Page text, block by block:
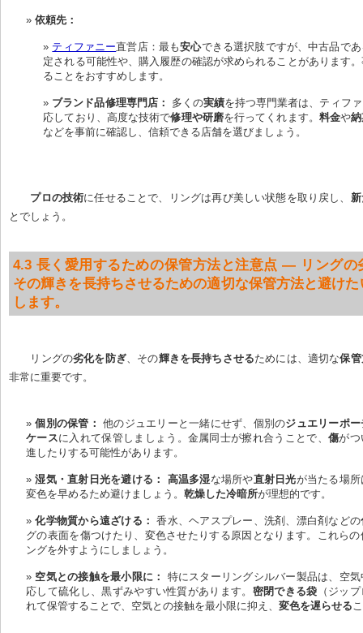
依頼先：
ティファニー直営店：最も安心できる選択肢ですが、中古品で
定される可能性や、購入履歴の確認が求められることがあります
ることをおすすめします。
ブランド品修理専門店： 多くの実績を持つ専門業者は、ティフ
応しており、高度な技術で修理や研磨を行ってくれます。 料金や
などを事前に確認し、信頼できる店舗を選びましょう。
プロの技術に任せることで、リングは再び美しい状態を取り戻し、
とでしょう。
4.3 長く愛用するための保管方法と注意点 — リングの
その輝きを長持ちさせるための適切な保管方法と避け
します。
リングの劣化を防ぎ、その輝きを長持ちさせるためには、適切な保
非常に重要です。
個別の保管： 他のジュエリーと一緒にせず、個別のジュエリーポー
ケースに入れて保管しましょう。金属同士が擦れ合うことで、 傷がつ
進したりする可能性があります。
湿気・直射日光を避ける： 高温多湿な場所や直射日光が当たる場
変色を早めるため避けましょう。乾燥した冷暗所が理想的です。
化学物質から遠ざける： 香水、ヘアスプレー、洗剤、漂白剤などの
グの表面を傷つけたり、変色させたりする原因となります。これら
ングを外すようにしましょう。
空気との接触を最小限に：
特にスターリングシルバー製品は、空
応して硫化し、黒ずみやすい性質があります。 密閉できる袋 （ジッ
れて保管することで、空気との接触を最小限に抑え、変色を遅らせる